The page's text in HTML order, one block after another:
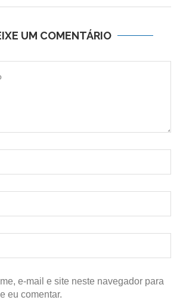
UM COMENTÁRIO
e-mail e site neste navegador para
eu comentar.